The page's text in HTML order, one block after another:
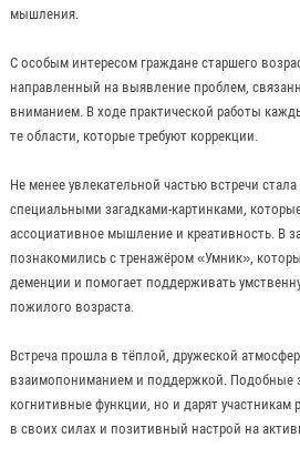
мышления.
С особым интересом граждане старшего
направленный на выявление проблем,
вниманием. В ходе практической работы
те области, которые требуют коррекции.
Не менее увлекательной частью встречи
специальными загадками-картинками,
ассоциативное мышление и креативность. В
познакомились с тренажёром «Умник»,
деменции и помогает поддерживать
пожилого возраста.
Встреча прошла в тёплой, дружеской
взаимопониманием и поддержкой. Подобные
когнитивные функции, но и дарят участникам
в своих силах и позитивный настрой на